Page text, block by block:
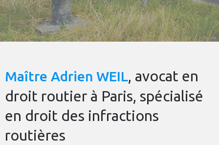
Maître Adrien WEIL, avocat en
droit routier à Paris, spécialisé
en droit des infractions
routières